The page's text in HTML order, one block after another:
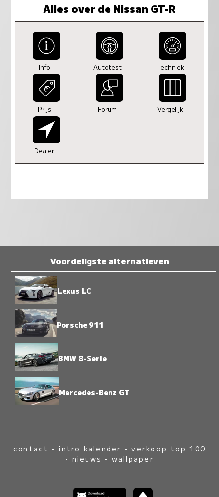
Alles over de Nissan GT-R
Info Autotest Techniek
Prijs Forum Vergelijk
Dealer
Voordeligste alternatieven
Lexus LC
Porsche 911
BMW 8-Serie
Mercedes-Benz GT
contact -intro kalender -verkoop top 100
- nieuws - wallpaper